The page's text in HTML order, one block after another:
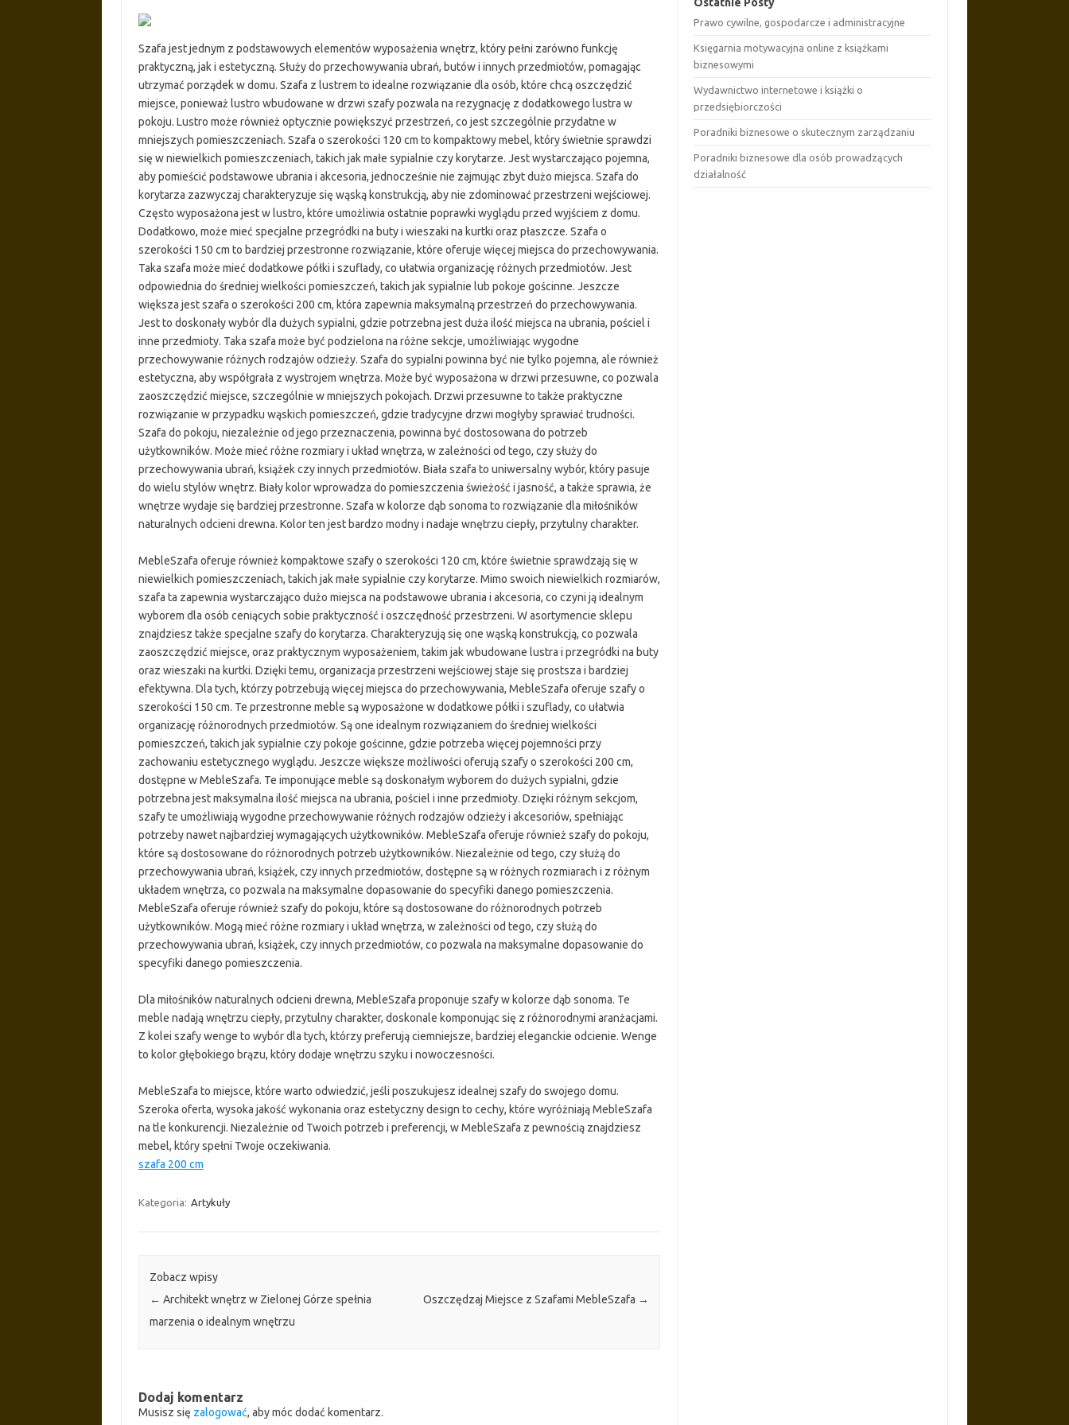
Szafa jest jednym z podstawowych elementów wyposażenia wnętrz, który pełni zarówno funkcję
praktyczną, jak i estetyczną. Służy do przechowywania ubrań, butów i innych przedmiotów, pomagając
utrzymać porządek w domu. Szafa z lustrem to idealne rozwiązanie dla osób, które chcą oszczędzić
miejsce, ponieważ lustro wbudowane w drzwi szafy pozwala na rezygnację z dodatkowego lustra w
pokoju. Lustro może również optycznie powiększyć przestrzeń, co jest szczególnie przydatne w
mniejszych pomieszczeniach. Szafa o szerokości 120 cm to kompaktowy mebel, który świetnie sprawdzi
się w niewielkich pomieszczeniach, takich jak małe sypialnie czy korytarze. Jest wystarczająco pojemna,
aby pomieścić podstawowe ubrania i akcesoria, jednocześnie nie zajmując zbyt dużo miejsca. Szafa do
korytarza zazwyczaj charakteryzuje się wąską konstrukcją, aby nie zdominować przestrzeni wejściowej.
Często wyposażona jest w lustro, które umożliwia ostatnie poprawki wyglądu przed wyjściem z domu.
Dodatkowo, może mieć specjalne przegródki na buty i wieszaki na kurtki oraz płaszcze. Szafa o
szerokości 150 cm to bardziej przestronne rozwiązanie, które oferuje więcej miejsca do przechowywania.
Taka szafa może mieć dodatkowe półki i szuflady, co ułatwia organizację różnych przedmiotów. Jest
odpowiednia do średniej wielkości pomieszczeń, takich jak sypialnie lub pokoje gościnne. Jeszcze
większa jest szafa o szerokości 200 cm, która zapewnia maksymalną przestrzeń do przechowywania.
Jest to doskonały wybór dla dużych sypialni, gdzie potrzebna jest duża ilość miejsca na ubrania, pościel i
inne przedmioty. Taka szafa może być podzielona na różne sekcje, umożliwiając wygodne
przechowywanie różnych rodzajów odzieży. Szafa do sypialni powinna być nie tylko pojemna, ale również
estetyczna, aby współgrała z wystrojem wnętrza. Może być wyposażona w drzwi przesuwne, co pozwala
zaoszczędzić miejsce, szczególnie w mniejszych pokojach. Drzwi przesuwne to także praktyczne
rozwiązanie w przypadku wąskich pomieszczeń, gdzie tradycyjne drzwi mogłyby sprawiać trudności.
Szafa do pokoju, niezależnie od jego przeznaczenia, powinna być dostosowana do potrzeb
użytkowników. Może mieć różne rozmiary i układ wnętrza, w zależności od tego, czy służy do
przechowywania ubrań, książek czy innych przedmiotów. Biała szafa to uniwersalny wybór, który pasuje
do wielu stylów wnętrz. Biały kolor wprowadza do pomieszczenia świeżość i jasność, a także sprawia, że
wnętrze wydaje się bardziej przestronne. Szafa w kolorze dąb sonoma to rozwiązanie dla miłośników
naturalnych odcieni drewna. Kolor ten jest bardzo modny i nadaje wnętrzu ciepły, przytulny charakter.
MebleSzafa oferuje również kompaktowe szafy o szerokości 120 cm, które świetnie sprawdzają się w
niewielkich pomieszczeniach, takich jak małe sypialnie czy korytarze. Mimo swoich niewielkich rozmiarów,
szafa ta zapewnia wystarczająco dużo miejsca na podstawowe ubrania i akcesoria, co czyni ją idealnym
wyborem dla osób ceniących sobie praktyczność i oszczędność przestrzeni. W asortymencie sklepu
znajdziesz także specjalne szafy do korytarza. Charakteryzują się one wąską konstrukcją, co pozwala
zaoszczędzić miejsce, oraz praktycznym wyposażeniem, takim jak wbudowane lustra i przegródki na buty
oraz wieszaki na kurtki. Dzięki temu, organizacja przestrzeni wejściowej staje się prostsza i bardziej
efektywna. Dla tych, którzy potrzebują więcej miejsca do przechowywania, MebleSzafa oferuje szafy o
szerokości 150 cm. Te przestronne meble są wyposażone w dodatkowe półki i szuflady, co ułatwia
organizację różnorodnych przedmiotów. Są one idealnym rozwiązaniem do średniej wielkości
pomieszczeń, takich jak sypialnie czy pokoje gościnne, gdzie potrzeba więcej pojemności przy
zachowaniu estetycznego wyglądu. Jeszcze większe możliwości oferują szafy o szerokości 200 cm,
dostępne w MebleSzafa. Te imponujące meble są doskonałym wyborem do dużych sypialni, gdzie
potrzebna jest maksymalna ilość miejsca na ubrania, pościel i inne przedmioty. Dzięki różnym sekcjom,
szafy te umożliwiają wygodne przechowywanie różnych rodzajów odzieży i akcesoriów, spełniając
potrzeby nawet najbardziej wymagających użytkowników. MebleSzafa oferuje również szafy do pokoju,
które są dostosowane do różnorodnych potrzeb użytkowników. Niezależnie od tego, czy służą do
przechowywania ubrań, książek, czy innych przedmiotów, dostępne są w różnych rozmiarach i z różnym
układem wnętrza, co pozwala na maksymalne dopasowanie do specyfiki danego pomieszczenia.
MebleSzafa oferuje również szafy do pokoju, które są dostosowane do różnorodnych potrzeb
użytkowników. Mogą mieć różne rozmiary i układ wnętrza, w zależności od tego, czy służą do
przechowywania ubrań, książek, czy innych przedmiotów, co pozwala na maksymalne dopasowanie do
specyfiki danego pomieszczenia.
Dla miłośników naturalnych odcieni drewna, MebleSzafa proponuje szafy w kolorze dąb sonoma. Te
meble nadają wnętrzu ciepły, przytulny charakter, doskonale komponując się z różnorodnymi aranżacjami.
Z kolei szafy wenge to wybór dla tych, którzy preferują ciemniejsze, bardziej eleganckie odcienie. Wenge
to kolor głębokiego brązu, który dodaje wnętrzu szyku i nowoczesności.
MebleSzafa to miejsce, które warto odwiedzić, jeśli poszukujesz idealnej szafy do swojego domu.
Szeroka oferta, wysoka jakość wykonania oraz estetyczny design to cechy, które wyróżniają MebleSzafa
na tle konkurencji. Niezależnie od Twoich potrzeb i preferencji, w MebleSzafa z pewnością znajdziesz
mebel, który spełni Twoje oczekiwania.
szafa 200 cm
Kategoria: Artykuły
Zobacz wpisy
← Architekt wnętrz w Zielonej Górze spełnia
marzenia o idealnym wnętrzu
Oszczędzaj Miejsce z Szafami MebleSzafa →
Dodaj komentarz
Musisz się zalogować, aby móc dodać komentarz.
Prawo cywilne, gospodarcze i administracyjne
Księgarnia motywacyjna online z książkami
biznesowymi
Wydawnictwo internetowe i książki o
przedsiębiorczości
Poradniki biznesowe o skutecznym zarządzaniu
Poradniki biznesowe dla osób prowadzących
działalność